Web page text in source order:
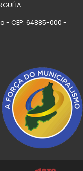
- CEP: 64885-000 -